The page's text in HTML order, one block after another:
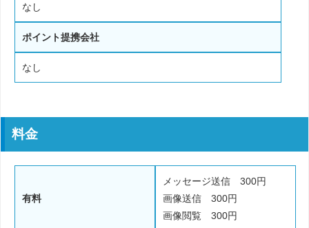
なし
ポイント提携会社
なし
料金
有料
メッセージ送信 300円
画像送信 300円
画像閲覧 300円